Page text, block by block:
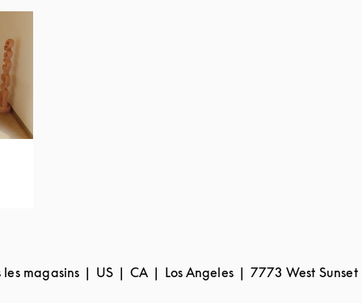
les magasins US CA Los Angeles 7773 West Sunset